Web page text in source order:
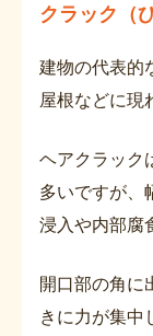
クラック（
建物の代表的
屋根などに現
ヘアクラック
多いですが、
浸入や内部腐
開口部の角に
きに力が集中